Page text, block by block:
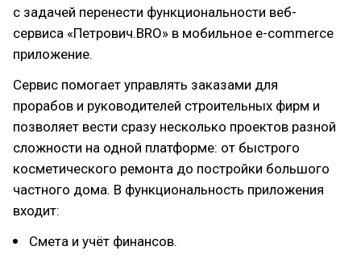
с задачей перенести функциональности веб-
сервиса «Петрович.BRO» в мобильное e-commerce
приложение.
Сервис помогает управлять заказами для
прорабов и руководителей строительных фирм и
позволяет вести сразу несколько проектов разной
сложности на одной платформе: от быстрого
косметического ремонта до постройки большого
частного дома. В функциональность приложения
входит:
Смета и учёт финансов.